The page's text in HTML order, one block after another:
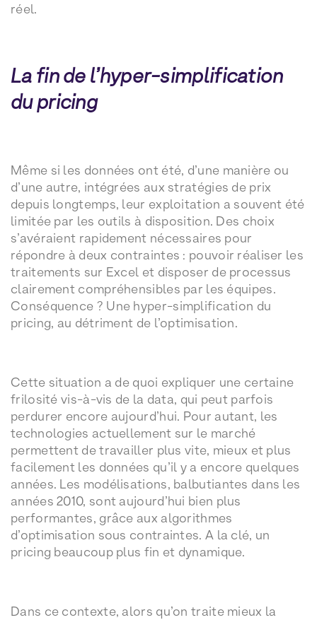
réel.
La fin de l’hyper-simplification
du pricing
Même si les données ont été, d’une manière ou
d’une autre, intégrées aux stratégies de prix
depuis longtemps, leur exploitation a souvent été
limitée par les outils à disposition. Des choix
s’avéraient rapidement nécessaires pour
répondre à deux contraintes : pouvoir réaliser les
traitements sur Excel et disposer de processus
clairement compréhensibles par les équipes.
Conséquence ? Une hyper-simplification du
pricing, au détriment de l’optimisation.
Cette situation a de quoi expliquer une certaine
frilosité vis-à-vis de la data, qui peut parfois
perdurer encore aujourd’hui. Pour autant, les
technologies actuellement sur le marché
permettent de travailler plus vite, mieux et plus
facilement les données qu’il y a encore quelques
années. Les modélisations, balbutiantes dans les
années 2010, sont aujourd’hui bien plus
performantes, grâce aux algorithmes
d’optimisation sous contraintes. A la clé, un
pricing beaucoup plus fin et dynamique.
Dans ce contexte, alors qu’on traite mieux la